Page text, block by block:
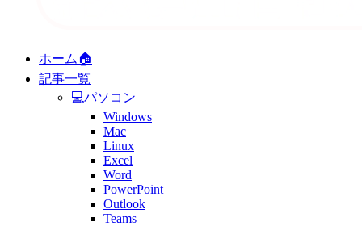
ホーム🏠
記事一覧
💻パソコン
Windows
Mac
Linux
Excel
Word
PowerPoint
Outlook
Teams